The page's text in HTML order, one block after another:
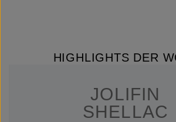
HIGHLIGHTS DER
JOLIFIN
SHELLAC